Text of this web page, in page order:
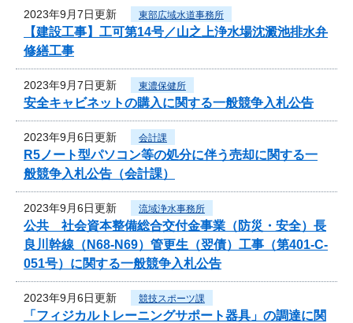
2023年9月7日更新 東部広域水道事務所
【建設工事】工可第14号／山之上浄水場沈澱池排水弁
修繕工事
2023年9月7日更新 東濃保健所
安全キャビネットの購入に関する一般競争入札公告
2023年9月6日更新 会計課
R5ノート型パソコン等の処分に伴う売却に関する一
般競争入札公告（会計課）
2023年9月6日更新 流域浄水事務所
公共 社会資本整備総合交付金事業（防災・安全）長
良川幹線（N68-N69）管更生（翌債）工事（第401-C-
051号）に関する一般競争入札公告
2023年9月6日更新 競技スポーツ課
「フィジカルトレーニングサポート器具」の調達に関